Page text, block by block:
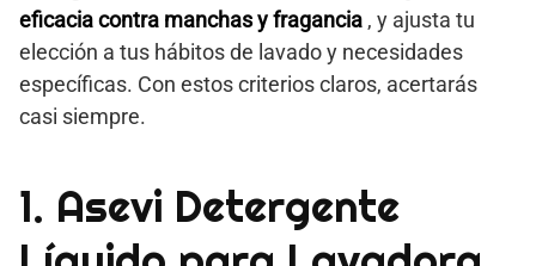
eficacia contra manchas y fragancia , y ajusta tu
elección a tus hábitos de lavado y necesidades
específicas. Con estos criterios claros, acertarás
casi siempre.
1. Asevi Detergente